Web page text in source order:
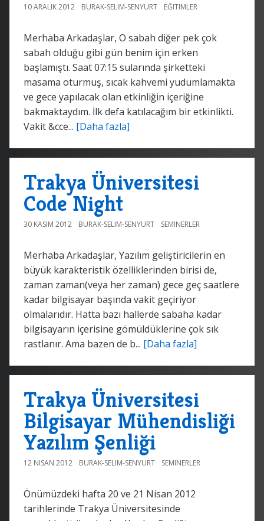
10 ARALIK 2012 BURAK-SELIM-SENYURT EĞITIMLER
Merhaba Arkadaşlar, O sabah diğer pek çok
sabah olduğu gibi gün benim için erken
başlamıştı. Saat 07:15 sularında şirketteki
masama oturmuş, sıcak kahvemi yudumlamakta
ve gece yapılacak olan etkinliğin içeriğine
bakmaktaydım. İlk defa katılacağım bir etkinlikti.
Vakit &cce... [Daha fazla]
Trakya Üniversitesi
Code Night
30 KASIM 2012 BURAK-SELIM-SENYURT SEMINERLER
Merhaba Arkadaşlar, Yazılım geliştiricilerin en
büyük karakteristik özelliklerinden birisi de,
zaman zaman(veya her zaman) gece geç saatlere
kadar bilgisayar başında vakit geçiriyor
olmalarıdır. Hatta bazı hallerde sabaha kadar
bilgisayarın içerisine gömüldüklerine çok sık
rastlanır. Ama bazen de b... [Daha fazla]
Trakya Üniversitesi
Bilgisayar Mühendisliği
Yazılım Şenliği
12 NISAN 2012 BURAK-SELIM-SENYURT SEMINERLER
Önümüzdeki hafta 20 ve 21 Nisan 2012
tarihlerinde Trakya Üniversitesinde